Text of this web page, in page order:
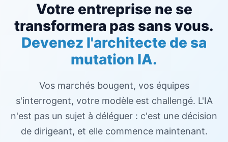
Votre entreprise ne se
transformera pas sans vous.
Devenez l'architecte de sa
mutation IA.
Vos marchés bougent, vos équipes
s'interrogent, votre modèle est challengé. L'IA
n'est pas un sujet à déléguer : c'est une décision
de dirigeant, et elle commence maintenant.